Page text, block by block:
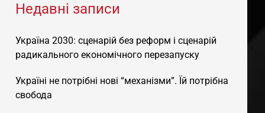
Недавні записи
Україна 2030: сценарій без реформ і сценарій
радикального економічного перезапуску
Україні не потрібні нові “механізми”. Їй потрібна
свобода